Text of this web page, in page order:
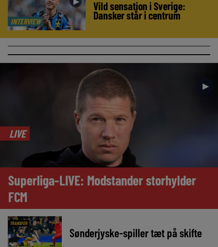
INTERVIEW
Vild sensation i Sverige:
Dansker står i centrum
►
LIVE
Superliga-LIVE: Modstander storhylder
FCM
TRANSFER
Sønderjyske-spiller tæt på skifte